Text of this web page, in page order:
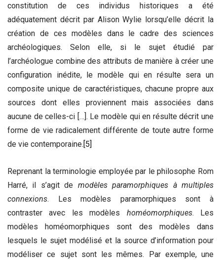
constitution de ces individus historiques a été
adéquatement décrit par Alison Wylie lorsqu’elle décrit la
création de ces modèles dans le cadre des sciences
archéologiques. Selon elle, si le sujet étudié par
l’archéologue combine des attributs de manière à créer une
configuration inédite, le modèle qui en résulte sera un
composite unique de caractéristiques, chacune propre aux
sources dont elles proviennent mais associées dans
aucune de celles-ci […]. Le modèle qui en résulte décrit une
forme de vie radicalement différente de toute autre forme
de vie contemporaine.[5]
Reprenant la terminologie employée par le philosophe Rom
Harré, il s’agit de modèles paramorphiques à multiples
connexions. Les modèles paramorphiques sont à
contraster avec les modèles homéomorphiques. Les
modèles homéomorphiques sont des modèles dans
lesquels le sujet modélisé et la source d’information pour
modéliser ce sujet sont les mêmes. Par exemple, une